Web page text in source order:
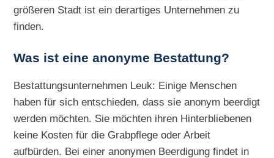
größeren Stadt ist ein derartiges Unternehmen zu
finden.
Was ist eine anonyme Bestattung?
Bestattungsunternehmen Leuk: Einige Menschen
haben für sich entschieden, dass sie anonym beerdigt
werden möchten. Sie möchten ihren Hinterbliebenen
keine Kosten für die Grabpflege oder Arbeit
aufbürden. Bei einer anonymen Beerdigung findet in